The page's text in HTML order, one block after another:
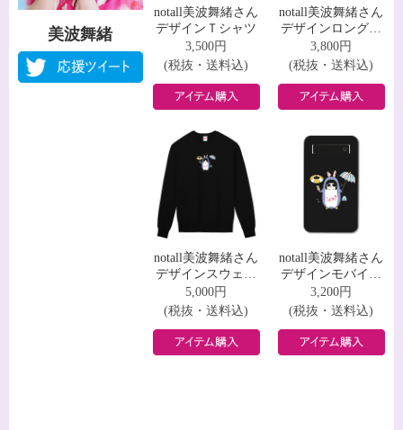
美波舞緒
notall美波舞緒さん
デザインＴシャツ
3,500円
(税抜・送料込)
notall美波舞緒さん
デザインロングス
リーブＴシャツ
3,800円
(税抜・送料込)
notall美波舞緒さん
デザインスウェッ
ト
5,000円
(税抜・送料込)
notall美波舞緒さん
デザインモバイル
バッテリー
3,200円
(税抜・送料込)